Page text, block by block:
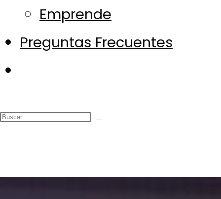
Emprende
Preguntas Frecuentes
de